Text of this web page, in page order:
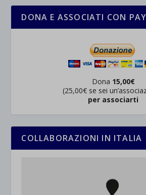
DONA E ASSOCIATI CON
Dona 15,00€
(25,00€ se sei
per associarti
COLLABORAZIONI IN ITALIA